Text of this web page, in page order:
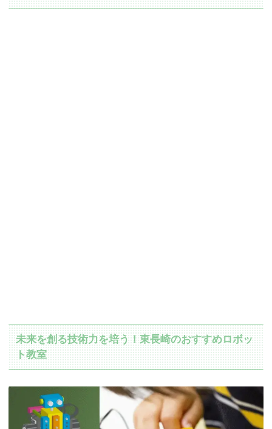
未来を創る技術力を培う！東長崎のおすすめロボッ
ト教室